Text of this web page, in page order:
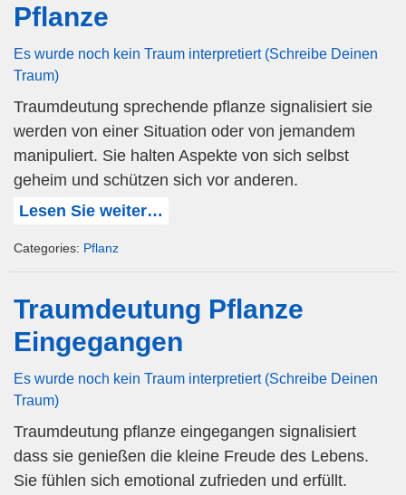
Pflanze
Es wurde noch kein Traum interpretiert (Schreibe Deinen
Traum)
Traumdeutung sprechende pflanze signalisiert sie
werden von einer Situation oder von jemandem
manipuliert. Sie halten Aspekte von sich selbst
geheim und schützen sich vor anderen.
Lesen Sie weiter…
Categories: Pflanz
Traumdeutung Pflanze
Eingegangen
Es wurde noch kein Traum interpretiert (Schreibe Deinen
Traum)
Traumdeutung pflanze eingegangen signalisiert
dass sie genießen die kleine Freude des Lebens.
Sie fühlen sich emotional zufrieden und erfüllt.